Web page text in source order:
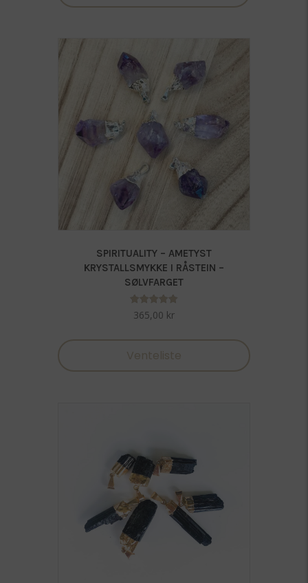
SPIRITUALITY – AMETYST
KRYSTALLSMYKKE I RÅSTEIN –
SØLVFARGET
Vurdert
5.00
365,00 kr
Venteliste